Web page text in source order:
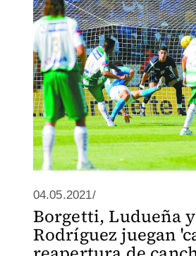
04.05.2021/
Borgetti, Ludueña
Rodríguez juegan